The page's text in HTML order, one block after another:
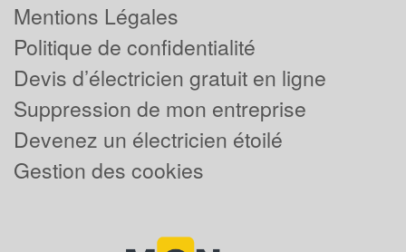
Mentions Légales
Politique de confidentialité
Devis d’électricien gratuit en ligne
Suppression de mon entreprise
Devenez un électricien étoilé
Gestion des cookies